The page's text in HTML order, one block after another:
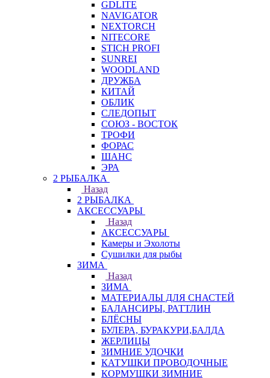
GDLITE
NAVIGATOR
NEXTORCH
NITECORE
STICH PROFI
SUNREI
WOODLAND
ДРУЖБА
КИТАЙ
ОБЛИК
СЛЕДОПЫТ
СОЮЗ - ВОСТОК
ТРОФИ
ФОРАС
ШАНС
ЭРА
2 РЫБАЛКА
Назад
2 РЫБАЛКА
АКСЕССУАРЫ
Назад
АКСЕССУАРЫ
Камеры и Эхолоты
Сушилки для рыбы
ЗИМА
Назад
ЗИМА
МАТЕРИАЛЫ ДЛЯ СНАСТЕЙ
БАЛАНСИРЫ, РАТТЛИН
БЛЁСНЫ
БУЛЕРА, БУРАКУРИ,БАЛДА
ЖЕРЛИЦЫ
ЗИМНИЕ УДОЧКИ
КАТУШКИ ПРОВОДОЧНЫЕ
КОРМУШКИ ЗИМНИЕ